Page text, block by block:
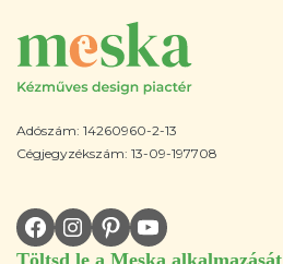
Adószám: 14260960-2-13
Cégjegyzékszám: 13-09-197708
Töltsd le a Meska alkalmazását